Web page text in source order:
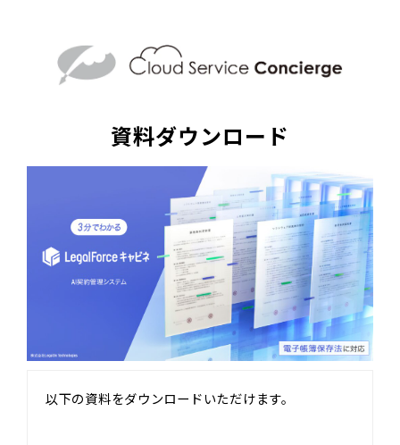
資料ダウンロード
以下の資料をダウンロードいただけます。